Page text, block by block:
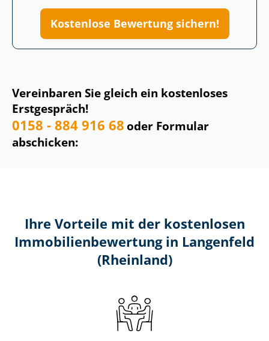
Vereinbaren Sie gleich ein kostenloses
Erstgespräch!
0158 - 884 916 68oder Formular
abschicken:
Kostenlose Bewertung sichern!
Ihre Vorteile mit der kostenlosen
Im­mo­bi­li­en­be­wer­tung in Langenfeld
(Rheinland)